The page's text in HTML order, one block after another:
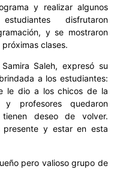
y realizar algunos
disfrutaron
y se mostraron
clases.
Saleh, expresó su
a los estudiantes:
le dio a los chicos de la
y profesores quedaron
deseo de volver.
presente y estar en esta
pero valioso grupo de